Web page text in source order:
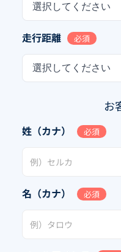
選択してください
走行距離 必須
選択してください
お
姓（カナ） 必須
名（カナ） 必須